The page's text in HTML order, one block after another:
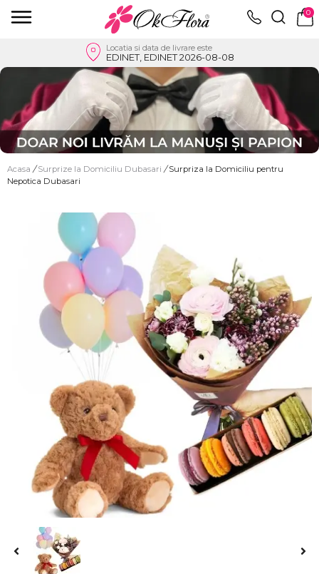
0
Locatia si data de livrare este
EDINET, EDINET 2026-08-08
Acasa / Surprize la Domiciliu Dubasari / Surpriza la Domiciliu pentru
Nepotica Dubasari